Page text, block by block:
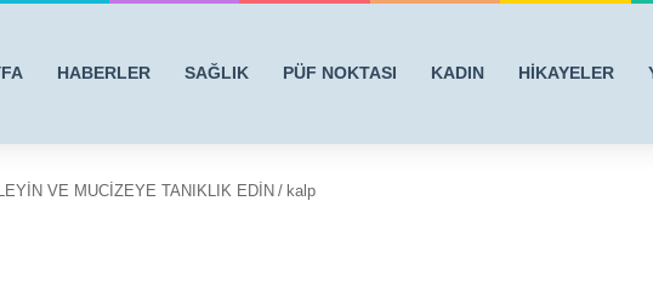
HABERLER SAĞLIK PÜF NOKTASI KADIN HİKAYELER
VE MUCİZEYE TANIKLIK EDİN / kalp